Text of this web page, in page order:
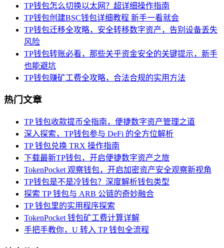
TP钱包怎么切换以太网？超详细操作指南
TP钱包创建BSC钱包详细教程 新手一看就会
TP钱包迁移全攻略，安全转移数字资产，告别设备丢失
风险
TP钱包转账必看，那些关乎资金安全的关键提示，新手
也能避坑
TP钱包赚矿工费全攻略，合法合规的实用方法
热门文章
TP 钱包收款提币全指南，便捷数字资产管理之道
深入探索，TP钱包参与 DeFi 的全方位解析
TP 钱包兑换 TRX 操作指南
下载最新TP钱包，开启便捷数字资产之旅
TokenPocket 观察钱包，开启加密资产安全观察新视角
TP钱包是不是冷钱包？深度解析钱包类型
探索 TP 钱包与 ARB 公链的奇妙融合
TP 钱包里的实用程序探索
TokenPocket 钱包矿工费计算详解
手把手教你，U 转入 TP 钱包全流程